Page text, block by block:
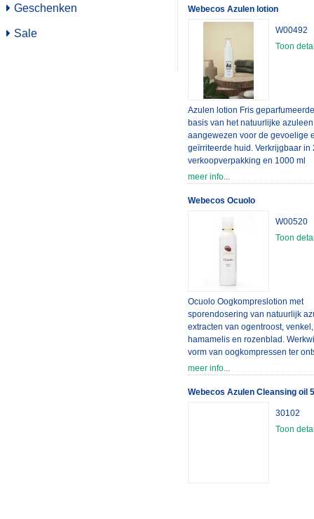
Geschenken
Sale
salonverpakking.
Webecos Azulen lotion
W00492
Toon
Azulen lotion Fris
basis van het natuurlijke
aangewezen voor de gevoelige
geïrriteerde huid. Verkrijgbaar in
verkoopverpakking en 1000 ml
salonverpakking.
meer info...
Webecos Ocuolo
W00520
Toon
Ocuolo Oogkompreslotion met
sporendosering van natuurlijk
extracten van ogentroost, venkel,
hamamelis en rozenblad.
vorm van oogkompressen ter
van vermoeide en branderige
Tevens ter verfrissing van de
gezichtshuid. Verkrijgbaar in 125
meer info...
Webecos Azulen Cleansing oil
30102
Toon